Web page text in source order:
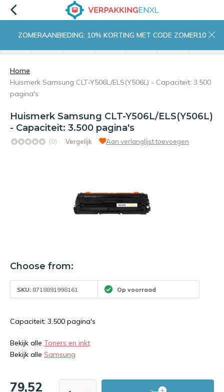
ZOMERAANBIEDING: 10% KORTING MET CODE ZOMER10
Home
Huismerk Samsung CLT-Y506L/ELS(Y506L) - Capaciteit: 3.500
pagina's
Huismerk Samsung CLT-Y506L/ELS(Y506L)
- Capaciteit: 3.500 pagina's
(0) Vergelijk Aan verlanglijst toevoegen
Choose from:
SKU: 8718891998161 Op voorraad
Capaciteit: 3.500 pagina's
Bekijk alle Toners en inkt
Bekijk alle Samsung
79,52